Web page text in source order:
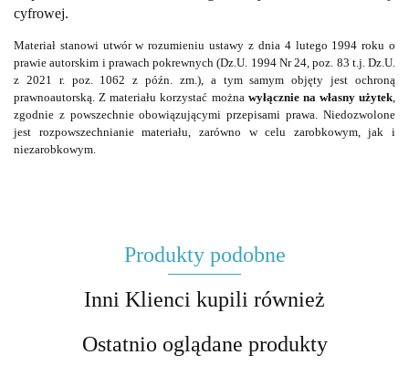
cyfrowej.
Materiał stanowi utwór w rozumieniu ustawy z dnia 4 lutego 1994 roku o
prawie autorskim i prawach pokrewnych (Dz.U. 1994 Nr 24, poz. 83 t.j. Dz.U.
z 2021 r. poz. 1062 z późn. zm.), a tym samym objęty jest ochroną
prawnoautorską. Z materiału korzystać można wyłącznie na własny użytek
zgodnie z powszechnie obowiązującymi przepisami prawa. Niedozwolone
jest rozpowszechnianie materiału, zarówno w celu zarobkowym, jak i
niezarobkowym.
Produkty podobne
Inni Klienci kupili również
Ostatnio oglądane produkty